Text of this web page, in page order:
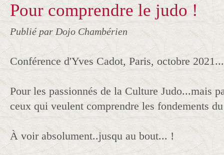
Pour comprendre le judo !
Publié par Dojo Chambérien
Conférence d'Yves Cadot, Paris, octobre 2021...
Pour les passionnés de la Culture Judo...mais
ceux qui veulent comprendre les fondements
À voir absolument..jusqu au bout... !